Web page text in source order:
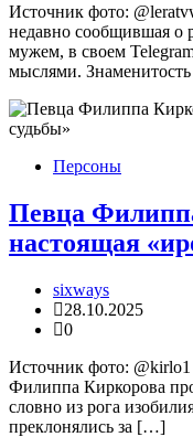
Источник фото:
недавно сообщившая о
мужем, в своем
мыслями.
Персоны
Певца
настоящая
sixways
28.10.2025
0
Источник фото: @kirlo1
Филиппа Киркорова
словно из рога
преклонялись за […]